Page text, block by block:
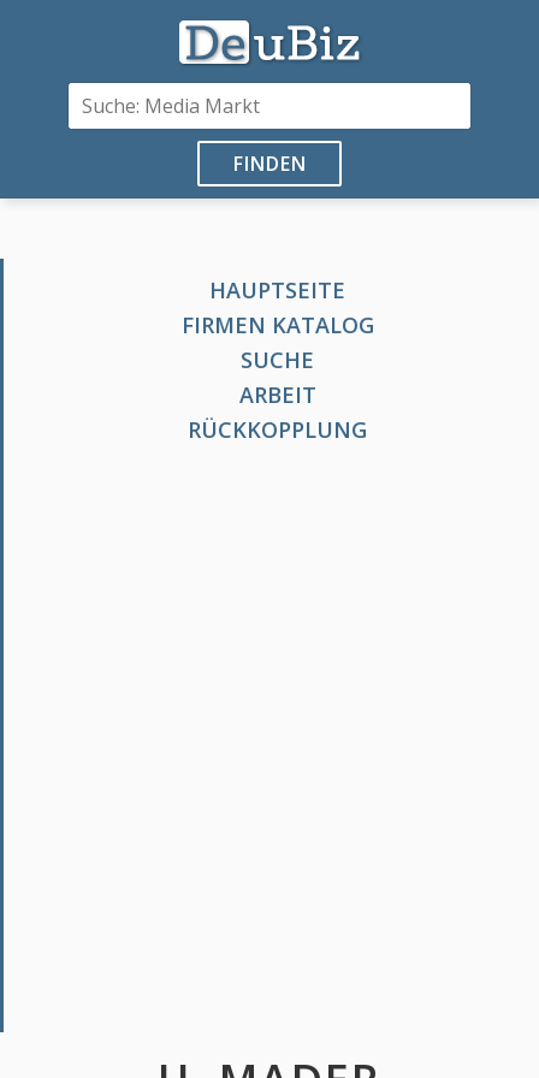
FINDEN
HAUPTSEITE
FIRMEN KATALOG
SUCHE
ARBEIT
RÜCKKOPPLUNG